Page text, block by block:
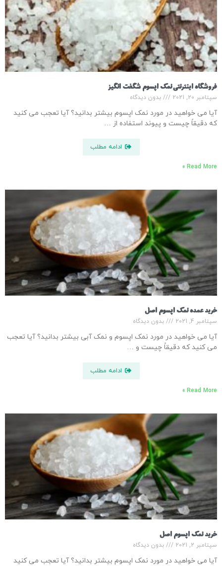
فروشگاه اینترنتی نمک اپسوم شگفت انگیز
سپتامبر 20, 2021 بدون دیدگاه
آیا می خواهید در مورد نمک اپسوم بیشتر بدانید؟ آیا تعجب می کنید
که دقیقاً چیست و پیوند استفاده از …
ادامه مطلب
Read More »
خرید عمده نمک اپسوم اصل
سپتامبر 4, 2021 بدون دیدگاه
آیا می خواهید در مورد نمک اپسوم و نمک آبی بیشتر بدانید؟ آیا تعجب
می کنید که دقیقاً چیست و …
ادامه مطلب
Read More »
خرید نمک اپسوم اصل
سپتامبر 2, 2021 بدون دیدگاه
آیا می خواهید در مورد نمک اپسوم بیشتر بدانید؟ آیا تعجب می کنید